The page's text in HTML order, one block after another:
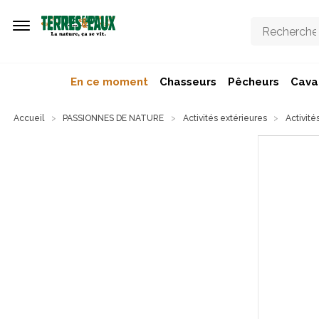
En ce moment Chasseurs Pêcheurs
Accueil PASSIONNES DE NATURE Activités extérieures